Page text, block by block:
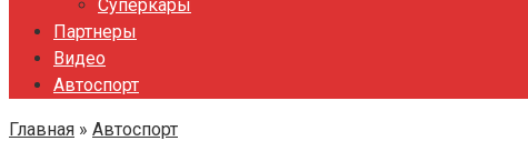
Суперкары
Партнеры
Видео
Автоспорт
Главная » Автоспорт